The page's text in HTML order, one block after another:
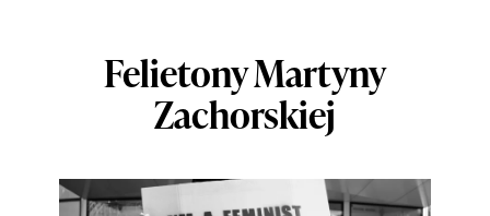
Felietony Martyny
Zachorskiej